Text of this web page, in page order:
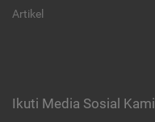
Artikel
Ikuti Media Sosial Kami